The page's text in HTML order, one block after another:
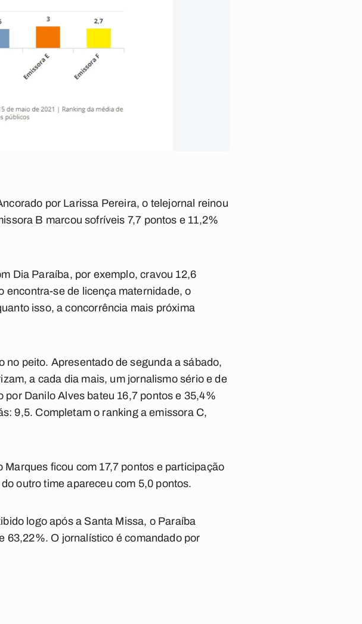
por Larissa Pereira,o telejornal reinou
B marcou sofríveis 7,7 pontos e 11,2%
Dia Paraíba, por exemplo, cravou 12,6
encontra-se de licença maternidade, o
isso, a concorrência mais próxima
no peito. Apresentado de segunda a sábado,
a cada dia mais, um jornalismo sério e de
por Danilo Alves bateu 16,7 pontos e 35,4%
9,5. Completam o ranking a emissora C,
Marques ficou com 17,7 pontos e participação
outro time apareceu com 5,0 pontos.
logo após a Santa Missa, o Paraíba
63,22%. O jornalístico é comandado por